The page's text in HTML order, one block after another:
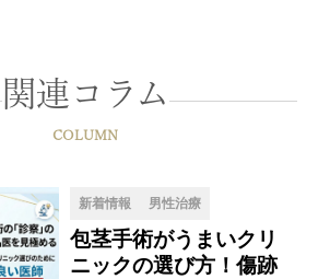
関連コラム
COLUMN
新着情報 男性治療
包茎手術がうまいクリ
ニックの選び方！傷跡